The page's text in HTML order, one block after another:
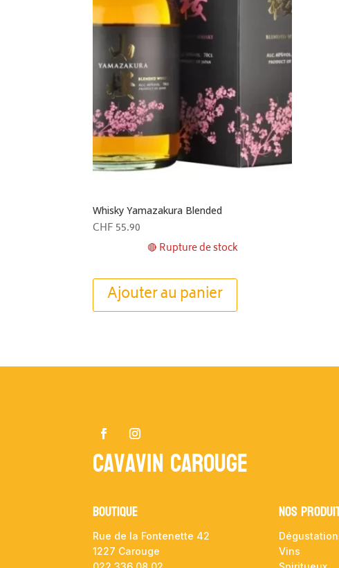
Whisky Yamazakura Blended
CHF 55.90
🔴 Rupture de stock
Ajouter au panier
Cavavin Carouge
Boutique
Rue de la Fontenette 42
1227 Carouge
NOS
Vins